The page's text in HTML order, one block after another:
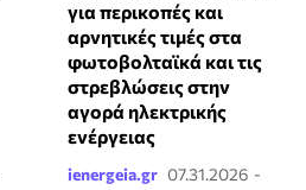
για περικοπές και
αρνητικές τιμές στα
φωτοβολταϊκά και τις
στρεβλώσεις στην
αγορά ηλεκτρικής
ενέργειας
ienergeia.gr 07.31.2026 -